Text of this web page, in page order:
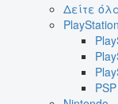
Δείτε
PlayStation